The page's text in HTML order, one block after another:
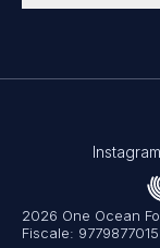
2026 One Ocean
Fiscale:
Instagram